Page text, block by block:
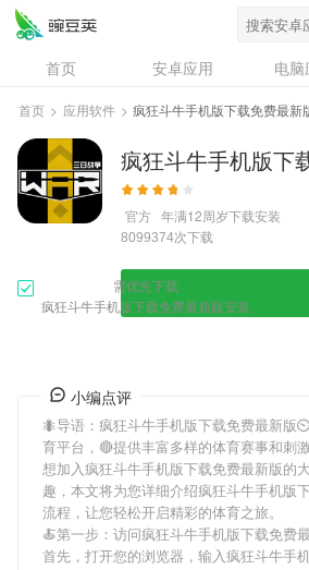
首页 安卓应用 电脑
资讯
专题 设计
问答
首页 > 应用软件 > 疯狂斗牛手机版下载免费最新
疯狂斗牛手机版下
官方 年满12周岁下载安装
8099374次下载
需优先下载
疯狂斗牛手机版下载免费最新版安装
小编点评
🐜导语： 疯狂斗牛手机版下载免费最新版⏲
育平台，🔴提供丰富多样的体育赛事和刺
想加入疯狂斗牛手机版下载免费最新版的
趣，本文将为您详细介绍疯狂斗牛手机版
流程，让您轻松开启精彩的体育之旅。
🍝第一步：访问疯狂斗牛手机版下载免费
首先，打开您的浏览器，输入疯狂斗牛手